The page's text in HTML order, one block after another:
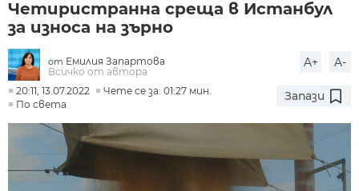
Четиристранна среща в Истанбул
за износа на зърно
от Емилия Запартова
Всичко от автора
A+ A-
20:11, 13.07.2022
Чете се за: 01:27 мин.
По света
Запази